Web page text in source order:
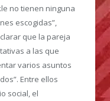
no tienen ninguna
escogidas”,
que la pareja
a las que
varios asuntos
Entre ellos
social, el